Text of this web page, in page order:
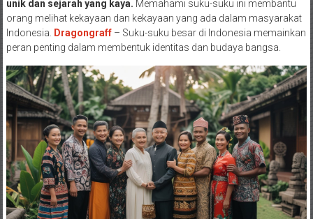
unik dan sejarah yang kaya. Memahami suku-suku ini membantu
orang melihat kekayaan dan kekayaan yang ada dalam masyarakat
Indonesia.
Dragongraff – Suku-suku besar di Indonesia memainkan
peran penting dalam membentuk identitas dan budaya bangsa.